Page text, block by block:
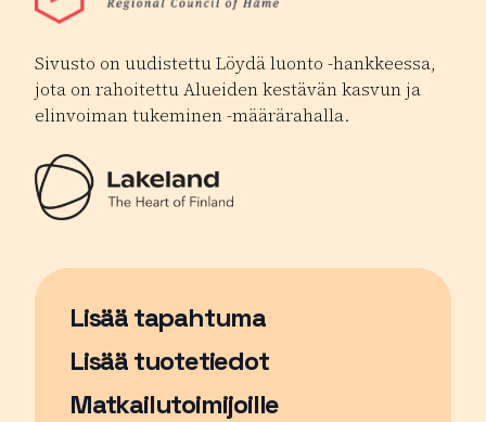
Sivusto on uudistettu Löydä luonto -hankkeessa,
jota on rahoitettu Alueiden kestävän kasvun ja
elinvoiman tukeminen -määrärahalla.
Lisää tapahtuma
Sivu avautuu uudessa ikkunassa
Lisää tuotetiedot
Matkailutoimijoille